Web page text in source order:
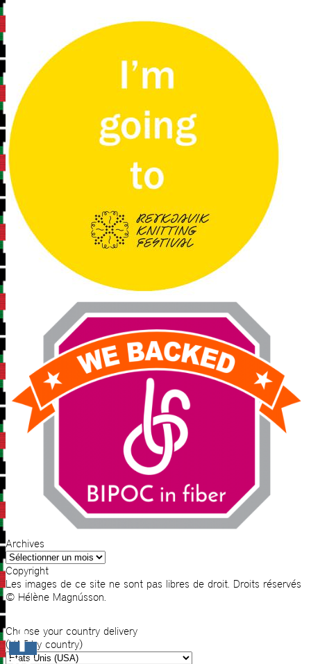
Archives
Archives
Copyright
Les images de ce site ne sont pas libres de droit. Droits réservés
© Hélène Magnússon.
Choose your country delivery
(VAT by country)